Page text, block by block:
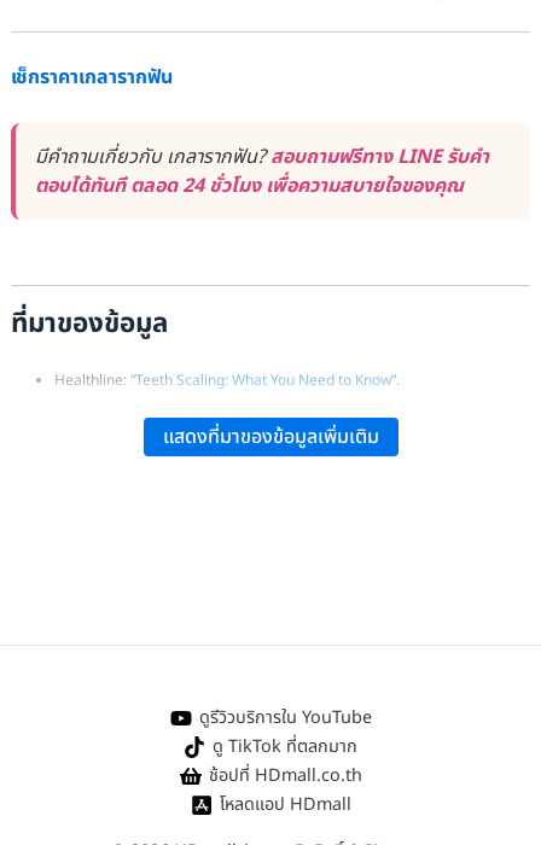
เช็กราคาเกลารากฟัน
มีคำถามเกี่ยวกับ เกลารากฟัน?สอบถามฟรีทาง LINE รับคำ
ตอบได้ทันที ตลอด 24 ชั่วโมง เพื่อความสบายใจของคุณ
ที่มาของข้อมูล
Healthline: “Teeth Scaling: What You Need to Know”.
Treatments Do You Need?” .
อะไร สาเหตุ การรักษา ป้องกัน”.
“Gingivitis and Periodontal Disease (Gum Disease)”
ทันตแพทย์หญิงฉัตรแก้ว บริบูรณ์หิรัญสาร:“โรคปริทันต์ ถ้ารู้เท่าทันเราก็ไม่เป็น”
แสดงที่มาของข้อมูลเพิ่มเติม
ดูรีวิวบริการใน YouTube
ดู TikTok ที่ตลกมาก
ช้อปที่ HDmall.co.th
โหลดแอป HDmall